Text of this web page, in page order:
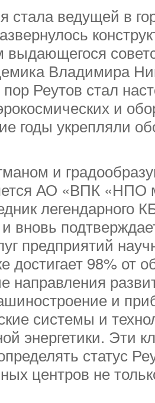
стала ведущей в
выдающегося
Владимира
Реутов стал
и
годы укрепляли
и
АО «ВПК «НПО
легендарного
вновь
предприятий
достигает 98% от
направления
и
системы и
энергетики. Эти
статус
центров не